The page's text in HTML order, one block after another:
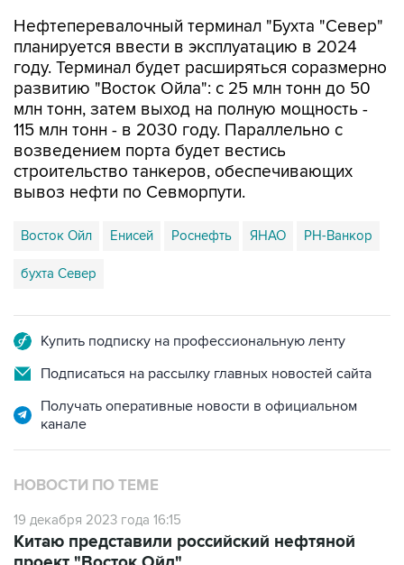
году. Терминал будет расширяться соразмерно
развитию "Восток Ойла": с 25 млн тонн до 50
млн тонн, затем выход на полную мощность -
115 млн тонн - в 2030 году. Параллельно с
возведением порта будет вестись
строительство танкеров, обеспечивающих
вывоз нефти по Севморпути.
Восток Ойл Енисей Роснефть
бухта Север
Подписаться на рассылку главных новостей сайта
Получать оперативные новости в официальном
НОВОСТИ ПО ТЕМЕ
19 декабря 2023 года 16:15
проект "Восток Ойл"